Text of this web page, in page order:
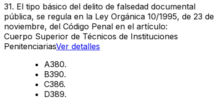
31. El tipo básico del delito de falsedad documental
pública, se regula en la Ley Orgánica 10/1995, de 23 de
noviembre, del Código Penal en el artículo:
Cuerpo Superior de Técnicos de Instituciones
PenitenciariasVer detalles
A380.
B390.
C386.
D389.